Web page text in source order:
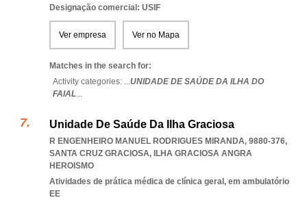
Designação comercial: USIF
Ver empresa Ver no Mapa
Matches in the search for:
Activity categories: ...UNIDADE DE SAÚDE DA ILHA DO
FAIAL...
Unidade De Saúde Da Ilha Graciosa
R ENGENHEIRO MANUEL RODRIGUES MIRANDA, 9880-376,
SANTA CRUZ GRACIOSA, ILHA GRACIOSA ANGRA
HEROISMO
Atividades de prática médica de clínica geral, em ambulatório
EE